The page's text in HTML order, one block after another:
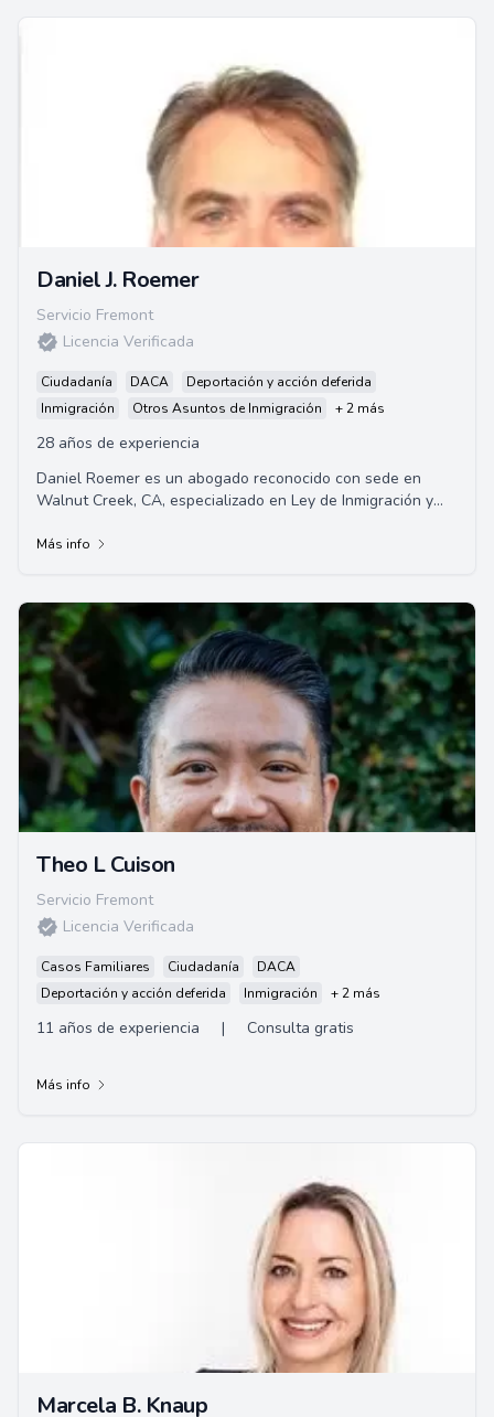
Daniel J. Roemer
Servicio Fremont
Licencia Verificada
Ciudadanía DACA
Deportación y acción deferida
Inmigración
Otros Asuntos de Inmigración + 2 más
28 años de experiencia
Daniel Roemer es un abogado reconocido con sede en
Walnut Creek, CA, especializado en Ley de Inmigración y
Más info
Theo L Cuison
Servicio Fremont
Licencia Verificada
Casos Familiares Ciudadanía
DACA
Deportación y acción deferida
Inmigración + 2 más
11 años de experiencia | Consulta gratis
Más info
Marcela B. Knaup